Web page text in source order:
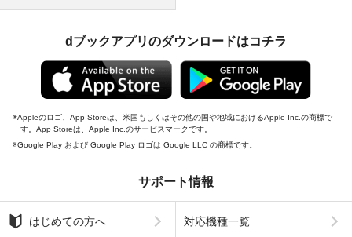
dブックアプリのダウンロードはコチラ
Appleのロゴ、App Storeは、米国もしくはその他の国や地域におけるApple Inc.の商標で
す。App Storeは、Apple Inc.のサービスマークです。
Google Play および Google Play ロゴは Google LLC の商標です。
サポート情報
はじめての方へ 対応機種一覧